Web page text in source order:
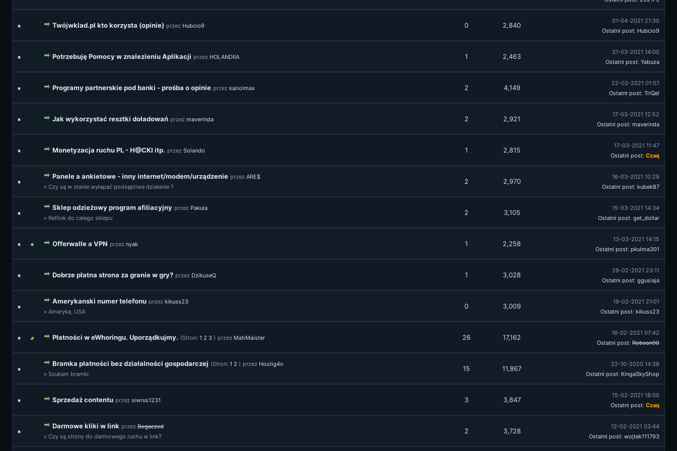
Twójwklad.pl kto korzysta (opinie) przez Hubcio9 0 2,840
01-04-2021 21:30
Ostatni post: Hubcio9
Potrzebuję Pomocy w znalezieniu Aplikacji przez HOLANDIIA 1 2,463
31-03-2021 14:00
Ostatni post: Yabuza
Programy partnerskie pod banki - prośba o opinie przez kariolmax 2 4,149
22-03-2021 01:57
Ostatni post: TriQel
Jak wykorzystać resztki doładowań przez maverinda 2 2,921
17-03-2021 12:52
Ostatni post: maverinda
Monetyzacja ruchu PL - H@CKI itp. przez Solando 1 2,815
17-03-2021 11:47
Ostatni post: Czaq
Panele a ankietowe - inny internet/modem/urządzenie przez ARE$
» Czy są w stanie wyłapać podsępliwe działanie ?
2 2,970
16-03-2021 10:29
Ostatni post: kubek87
Sklep odzieżowy program afiliacyjny przez Pakula
» Reflink do całego sklepu
2 3,105
15-03-2021 14:34
Ostatni post: get_dollar
Offerwalle a VPN przez nyak 1 2,258
13-03-2021 14:15
Ostatni post: pkulma301
Dobrze płatna strona za granie w gry? przez DzikuseQ 1 3,028
26-02-2021 23:11
Ostatni post: ggusiaja
Amerykanski numer telefonu przez kikuss23
» Ameryka, USA
0 3,009
19-02-2021 21:01
Ostatni post: kikuss23
Płatności w eWhoringu. Uporządkujmy. (Stron: 1 2 3 ) przez MatiMaister 26 17,162
16-02-2021 07:42
Ostatni post: Robson90
Bramka płatności bez działalności gospodarczej (Stron: 1 2 ) przez Hoolig4n
» Szukam bramki
15 11,867
22-10-2020 14:38
Ostatni post: KingaSkyShop
Sprzedaż contentu przez siwrus1231 3 3,847
15-02-2021 18:00
Ostatni post: Czaq
Darmowe kliki w link przez Bogaczxd
» Czy są strony do darmowego ruchu w link?
2 3,728
12-02-2021 03:44
Ostatni post: wojtek111793